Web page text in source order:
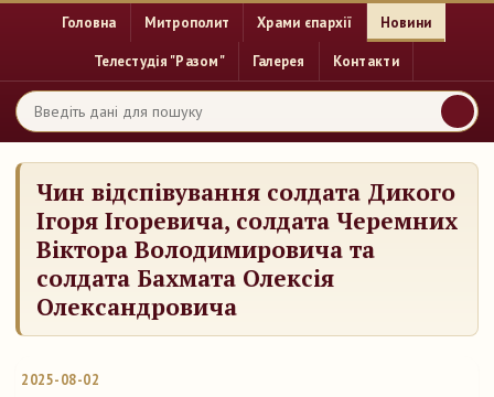
Головна Митрополит Храми єпархії Новини
Телестудія "Разом" Галерея Контакти
Чин відспівування солдата Дикого
Ігоря Ігоревича, солдата Черемних
Віктора Володимировича та
солдата Бахмата Олексія
Олександровича
2025-08-02